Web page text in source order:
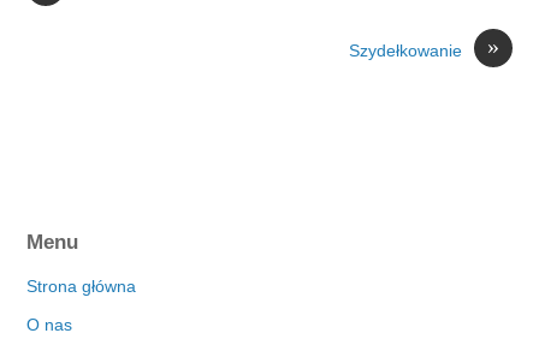
»
Szydełkowanie
Menu
Strona główna
O nas